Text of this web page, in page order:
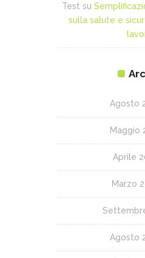
Test su
sulla salute e
Agosto
Maggio
Aprile
Marzo
Agosto